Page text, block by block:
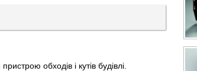
обходів і кутів будівлі.